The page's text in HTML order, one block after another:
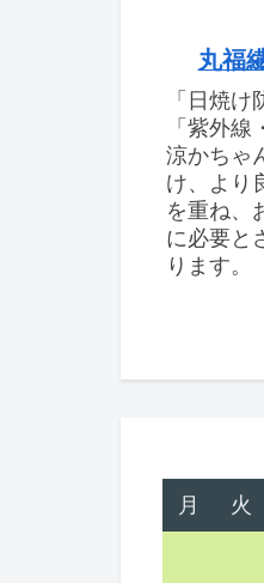
丸福
「日焼け
「紫外
涼かちゃ
け、より
を重ね、
に必要と
ります。
月
火